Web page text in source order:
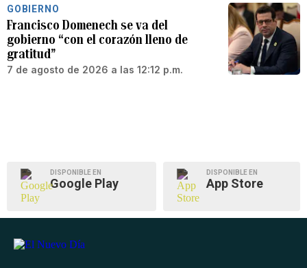
GOBIERNO
Francisco Domenech se va del
gobierno “con el corazón lleno de
gratitud”
7 de agosto de 2026 a las 12:12 p.m.
DISPONIBLE EN
Google Play
DISPONIBLE EN
App Store